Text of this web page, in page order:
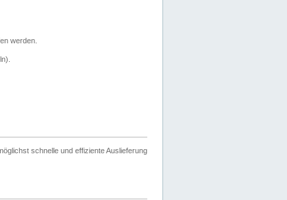
werden.
schnelle und effiziente Auslieferung